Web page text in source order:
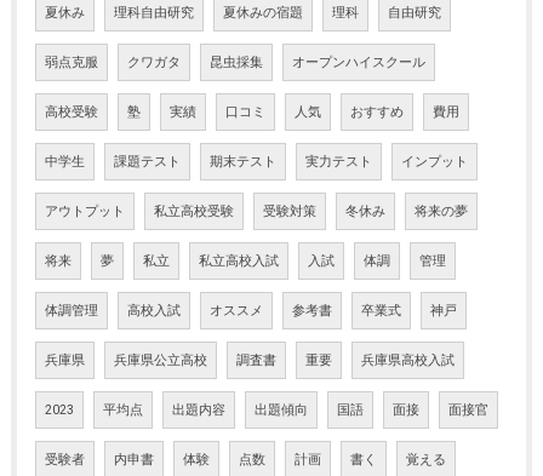
夏休み 理科自由研究 夏休みの宿題 理科 自由研究
弱点克服 クワガタ 昆虫採集 オープンハイスクール
高校受験 塾 実績 口コミ 人気 おすすめ 費用
中学生 課題テスト 期末テスト 実力テスト インプット
アウトプット 私立高校受験 受験対策 冬休み 将来の夢
将来 夢 私立 私立高校入試 入試 体調 管理
体調管理 高校入試 オススメ 参考書 卒業式 神戸
兵庫県 兵庫県公立高校 調査書 重要 兵庫県高校入試
2023 平均点 出題内容 出題傾向 国語 面接 面接官
受験者 内申書 体験 点数 計画 書く 覚える